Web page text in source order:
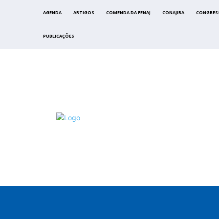
AGENDA ARTIGOS COMENDA DA FENAJ CONAJIRA
PUBLICAÇÕES